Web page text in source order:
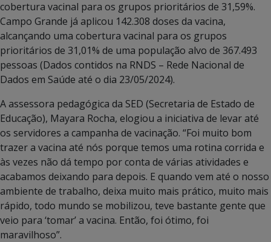
cobertura vacinal para os grupos prioritários de 31,59%.
Campo Grande já aplicou 142.308 doses da vacina,
alcançando uma cobertura vacinal para os grupos
prioritários de 31,01% de uma população alvo de 367.493
pessoas (Dados contidos na RNDS – Rede Nacional de
Dados em Saúde até o dia 23/05/2024).
A assessora pedagógica da SED (Secretaria de Estado de
Educação), Mayara Rocha, elogiou a iniciativa de levar até
os servidores a campanha de vacinação. “Foi muito bom
trazer a vacina até nós porque temos uma rotina corrida e
às vezes não dá tempo por conta de várias atividades e
acabamos deixando para depois. E quando vem até o nosso
ambiente de trabalho, deixa muito mais prático, muito mais
rápido, todo mundo se mobilizou, teve bastante gente que
veio para ‘tomar’ a vacina. Então, foi ótimo, foi
maravilhoso”.